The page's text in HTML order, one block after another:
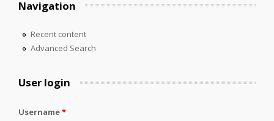
Navigation
Recent content
Advanced Search
User login
Username*